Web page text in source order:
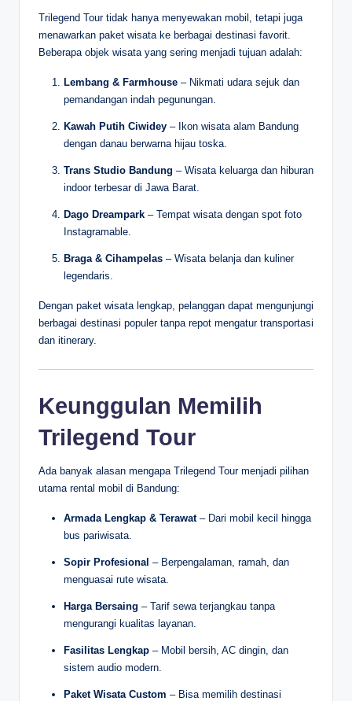
Trilegend Tour tidak hanya menyewakan mobil, tetapi juga
menawarkan paket wisata ke berbagai destinasi favorit.
Beberapa objek wisata yang sering menjadi tujuan adalah:
Lembang & Farmhouse – Nikmati udara sejuk dan
pemandangan indah pegunungan.
Kawah Putih Ciwidey – Ikon wisata alam Bandung
dengan danau berwarna hijau toska.
Trans Studio Bandung – Wisata keluarga dan hiburan
indoor terbesar di Jawa Barat.
Dago Dreampark – Tempat wisata dengan spot foto
Instagramable.
Braga & Cihampelas – Wisata belanja dan kuliner
legendaris.
Dengan paket wisata lengkap, pelanggan dapat mengunjungi
berbagai destinasi populer tanpa repot mengatur transportasi
dan itinerary.
Keunggulan Memilih
Trilegend Tour
Ada banyak alasan mengapa Trilegend Tour menjadi pilihan
utama rental mobil di Bandung:
Armada Lengkap & Terawat– Dari mobil kecil hingga
bus pariwisata.
Sopir Profesional – Berpengalaman, ramah, dan
menguasai rute wisata.
Harga Bersaing – Tarif sewa terjangkau tanpa
mengurangi kualitas layanan.
Fasilitas Lengkap – Mobil bersih, AC dingin, dan
sistem audio modern.
Paket Wisata Custom – Bisa memilih destinasi